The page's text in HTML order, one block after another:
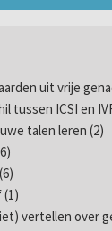
uit vrije
tussen ICSI en
talen leren (2)
vertellen over